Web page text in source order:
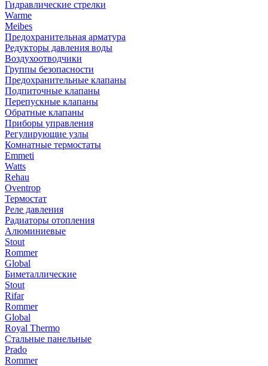
Гидравлические стрелки
Warme
Meibes
Предохранительная арматура
Редукторы давления воды
Воздухоотводчики
Группы безопасности
Предохранительные клапаны
Подпиточные клапаны
Перепускные клапаны
Обратные клапаны
Приборы управления
Регулирующие узлы
Комнатные термостаты
Emmeti
Watts
Rehau
Oventrop
Термостат
Реле давления
Радиаторы отопления
Алюминиевые
Stout
Rommer
Global
Биметаллические
Stout
Rifar
Rommer
Global
Royal Thermo
Стальные панельные
Prado
Rommer